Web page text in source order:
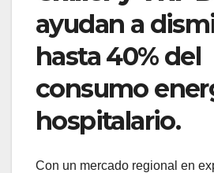
ayudan a
hasta 40% del
consumo
hospitalario.
Con un mercado regional en